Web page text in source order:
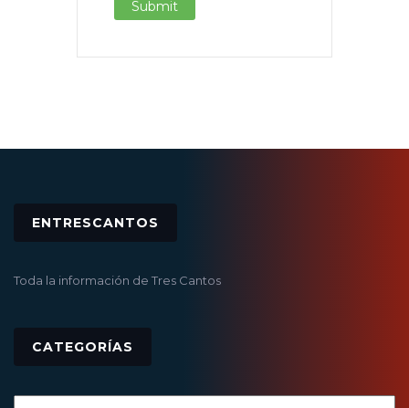
ENTRESCANTOS
Toda la información de Tres Cantos
CATEGORÍAS